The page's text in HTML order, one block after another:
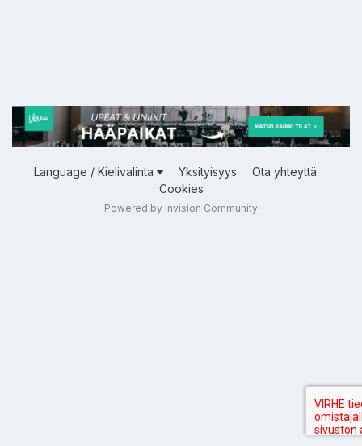
Language / Kielivalinta Yksityisyys
Ota yhteyttä
Cookies
Powered by Invision Community